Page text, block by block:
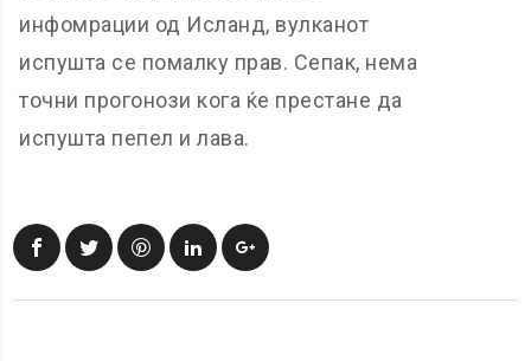
инфомрации од Исланд, вулканот
испушта се помалку прав. Сепак, нема
точни прогонози кога ќе престане да
испушта пепел и лава.